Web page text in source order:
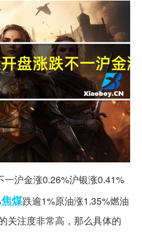
一沪金涨0.26%沪银涨0.41%
焦煤跌逾1%原油涨1.35%燃油
关注度非常高，那么具体的